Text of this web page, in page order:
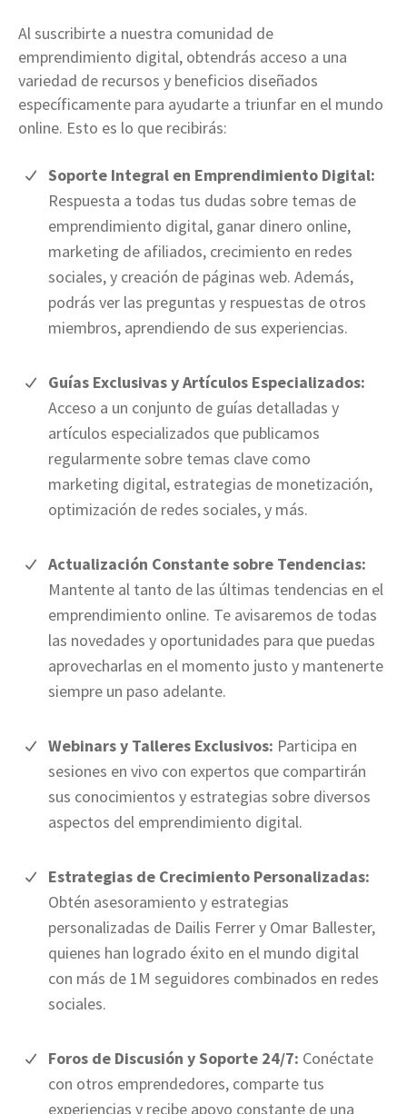
Al suscribirte a nuestra comunidad de
emprendimiento digital, obtendrás acceso a una
variedad de recursos y beneficios diseñados
específicamente para ayudarte a triunfar en el mundo
online. Esto es lo que recibirás:
Soporte Integral en Emprendimiento Digital:
Respuesta a todas tus dudas sobre temas de
emprendimiento digital, ganar dinero online,
marketing de afiliados, crecimiento en redes
sociales, y creación de páginas web. Además,
podrás ver las preguntas y respuestas de otros
miembros, aprendiendo de sus experiencias.
Guías Exclusivas y Artículos Especializados:
Acceso a un conjunto de guías detalladas y
artículos especializados que publicamos
regularmente sobre temas clave como
marketing digital, estrategias de monetización,
optimización de redes sociales, y más.
Actualización Constante sobre Tendencias:
Mantente al tanto de las últimas tendencias en el
emprendimiento online. Te avisaremos de todas
las novedades y oportunidades para que puedas
aprovecharlas en el momento justo y mantenerte
siempre un paso adelante.
Webinars y Talleres Exclusivos: Participa en
sesiones en vivo con expertos que compartirán
sus conocimientos y estrategias sobre diversos
aspectos del emprendimiento digital.
Estrategias de Crecimiento Personalizadas:
Obtén asesoramiento y estrategias
personalizadas de Dailis Ferrer y Omar Ballester,
quienes han logrado éxito en el mundo digital
con más de 1M seguidores combinados en redes
sociales.
Foros de Discusión y Soporte 24/7: Conéctate
con otros emprendedores, comparte tus
experiencias y recibe apoyo constante de una